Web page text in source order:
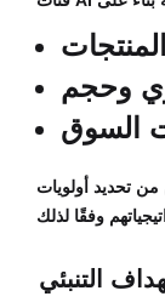
وحجم
السوق
تحديد أولويات